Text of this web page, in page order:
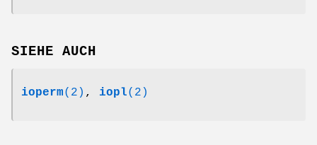
SIEHE AUCH
ioperm(2) , iopl(2)